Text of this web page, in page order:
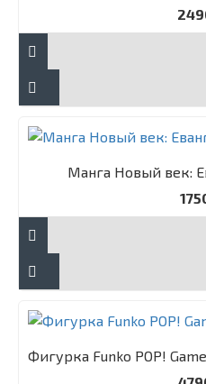
Манга Новый век: